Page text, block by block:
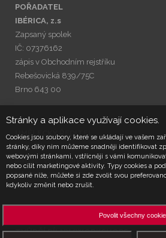
POŘADATEL
IBÉRICA, z.s
Zapsaný spolek
IČ: 07376162
zápis v Obchodním rejstříku
Rebešovická 839/75C
Brno 643 00
UMĚLECKÝ ŘEDITEL
Petr Vít
e-mail:vitpetr@hotmail.com
telefon: +420 607 534 731
PR a PROGRAM COORDINATOR
TVŮRČÍ DÍLNY/WORKSHOPS
Stránky a aplikace využívají cookies.
Cookies jsou soubory, které se ukládají ve vašem
stránky, díky nim můžeme snadněji identifikovat
webovými stránkami, vstřícněji s vámi
nebo cílit marketingové aktivity. Typy cookies a
popsané níže, můžete si zde zvolit svou
kdykoliv změnit nebo zrušit.
Povolit všechny